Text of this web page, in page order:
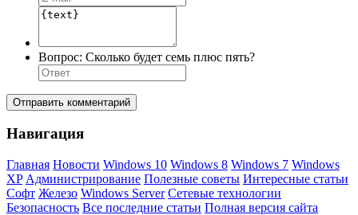
Вопрос: Сколько будет семь плюс пять?
Отправить комментарий
Навигация
Главная Новости Windows 10 Windows 8 Windows 7 Windows
XP Администрирование Полезные советы Интересные статьи
Софт Железо Windows Server Сетевые технологии
Безопасность Все последние статьи Полная версия сайта